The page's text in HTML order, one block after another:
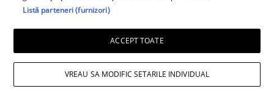
Listă parteneri (furnizori)
ACCEPT TOATE
VREAU SA MODIFIC SETARILE INDIVIDUAL